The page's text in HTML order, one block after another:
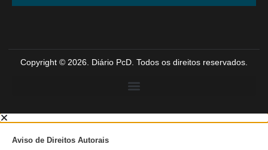
Copyright © 2026. Diário PcD. Todos os direitos reservados.
Aviso de Direitos Autorais